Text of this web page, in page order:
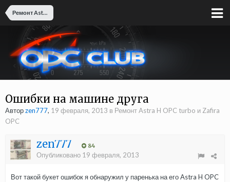
Ремонт Astra H OPC turbo и Zafira OPC
Ошибки на машине друга
Авторzen777, 19 февраля, 2013 в Ремонт Astra H OPC turbo и Zafira
OPC
zen777 84
Опубликовано 19 февраля, 2013
Вот такой букет ошибок я обнаружил у паренька на его Astra H OPC